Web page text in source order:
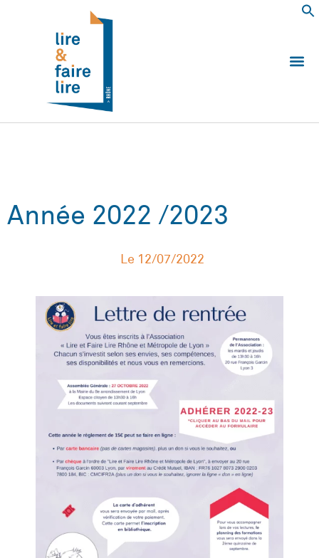
Année 2022 /2023
Le 12/07/2022